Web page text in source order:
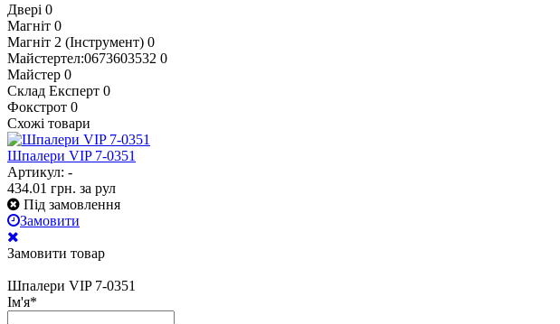
Двері 0
Магніт 0
Магніт 2 (Інструмент) 0
Майстертел:0673603532 0
Майстер 0
Склад Експерт 0
Фокстрот 0
Схожі товари
Шпалери VIP 7-0351
Артикул: -
434.01 грн. за рул
Під замовлення
Замовити
Замовити товар
Шпалери VIP 7-0351
Ім'я*